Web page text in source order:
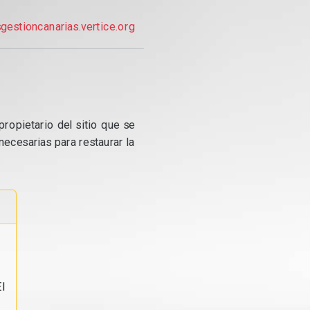
del sitio que se
para restaurar la